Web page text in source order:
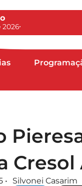
2026
Cresol
• Silvonei Casarim